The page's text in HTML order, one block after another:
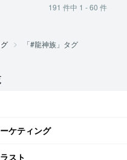
191 件中 1 - 60 件
「#龍神族」タグ
ケティング
スト